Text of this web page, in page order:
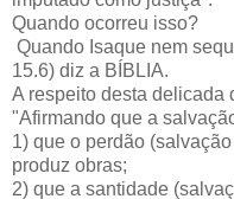
Quando ocorreu isso?
Quando Isaque nem
15.6) diz a BÍBLIA.
A respeito desta delicada
"Afirmando que a
1) que o perdão
produz obras;
2) que a santidade